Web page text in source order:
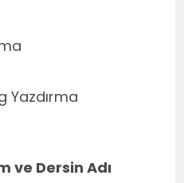
Yazdırma
ve Dersin Adı